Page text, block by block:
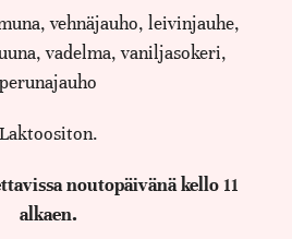
vehnäjauho, leivinjauhe,
vadelma, vaniljasokeri,
perunajauho
Laktoositon.
noutopäivänä kello 11
alkaen.